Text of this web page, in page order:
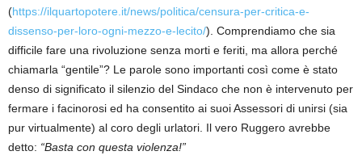
(https://ilquartopotere.it/news/politica/censura-per-critica-e-
dissenso-per-loro-ogni-mezzo-e-lecito/). Comprendiamo che sia
difficile fare una rivoluzione senza morti e feriti, ma allora perché
chiamarla “gentile”? Le parole sono importanti così come è stato
denso di significato il silenzio del Sindaco che non è intervenuto per
fermare i facinorosi ed ha consentito ai suoi Assessori di unirsi (sia
pur virtualmente) al coro degli urlatori. Il vero Ruggero avrebbe
detto: “Basta con questa violenza!”